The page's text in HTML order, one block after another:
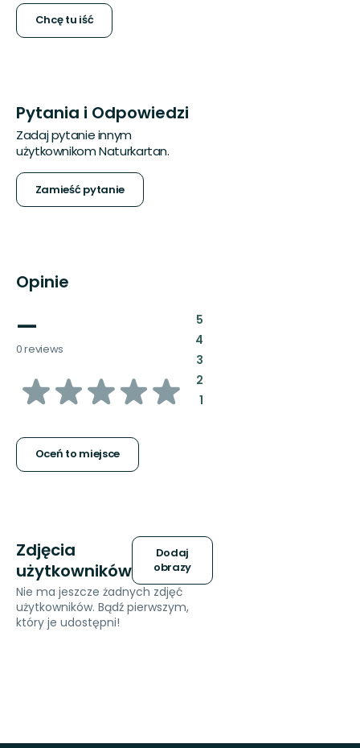
Chcę tu iść
Pytania i Odpowiedzi
Zadaj pytanie innym
użytkownikom Naturkartan.
Zamieść pytanie
Opinie
—
0 reviews
z
gwiazdek
Oceń to miejsce
5:
4:
3:
2:
1:
Zdjęcia
użytkowników
Dodaj
obrazy
Nie ma jeszcze żadnych zdjęć
użytkowników. Bądź pierwszym,
który je udostępni!